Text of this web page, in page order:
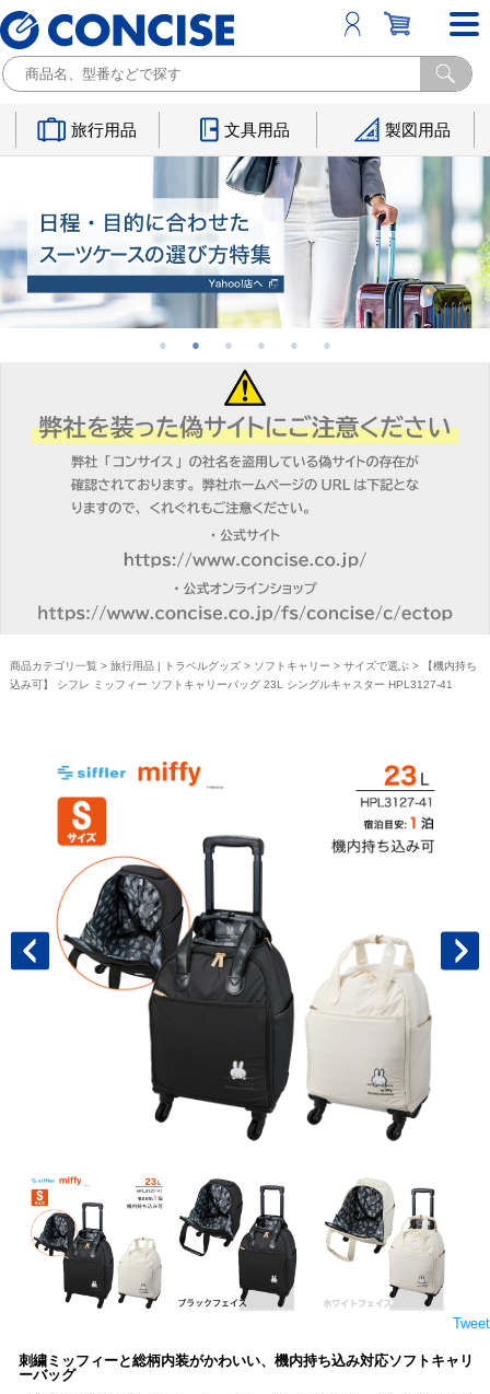
旅行用品 文具用品 製図用品
商品カテゴリ一覧 > 旅行用品 | トラベルグッズ> ソフトキャリー > サイズで選ぶ > 【機内持ち
込み可】 シフレ ミッフィー ソフトキャリーバッグ 23L シングルキャスター HPL3127-41
Tweet
刺繍ミッフィーと総柄内装がかわいい、機内持ち込み対応ソフトキャリ
ーバッグ